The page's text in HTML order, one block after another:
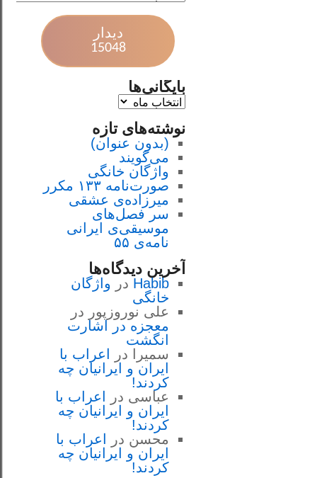
دیدار
15048
بایگانی‌ها
نوشته‌های تازه
(بدون عنوان)
می‌گویند
واژگان خانگی
صورت‌نامه ۱۳۳ مکرر
میرزاده‌ی عشقی
سر فصل‌هاى
موسيقى‌ی ايرانى
نامه‌ی ۵۵
آخرین دیدگاه‌ها
Habib در واژگان
خانگی
علی نوروزپور در
معجزه در اشارت
انگشت
سمیرا
در
اعراب با
ايران و ايرانيان چه
كردند!
عباسی در
اعراب با
ايران و ايرانيان چه
كردند!
محسن در
اعراب با
ايران و ايرانيان چه
كردند!